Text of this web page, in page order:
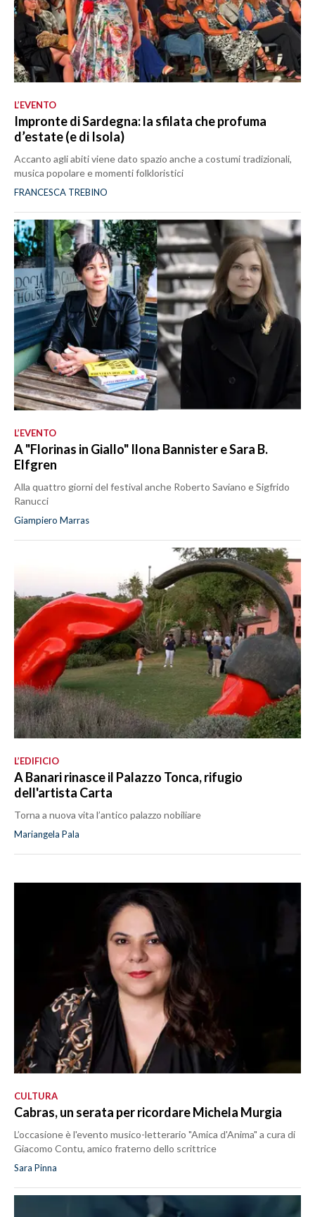
L’EVENTO
Impronte di Sardegna: la sfilata che profuma
d’estate (e di Isola)
Accanto agli abiti viene dato spazio anche a costumi tradizionali,
musica popolare e momenti folkloristici
FRANCESCA TREBINO
L’EVENTO
A "Florinas in Giallo" Ilona Bannister e Sara B.
Elfgren
Alla quattro giorni del festival anche Roberto Saviano e Sigfrido
Ranucci
Giampiero Marras
L’EDIFICIO
A Banari rinasce il Palazzo Tonca, rifugio
dell'artista Carta
Torna a nuova vita l’antico palazzo nobiliare
Mariangela Pala
CULTURA
Cabras, un serata per ricordare Michela Murgia
L’occasione è l'evento musico-letterario "Amica d'Anima" a cura di
Giacomo Contu, amico fraterno dello scrittrice
Sara Pinna